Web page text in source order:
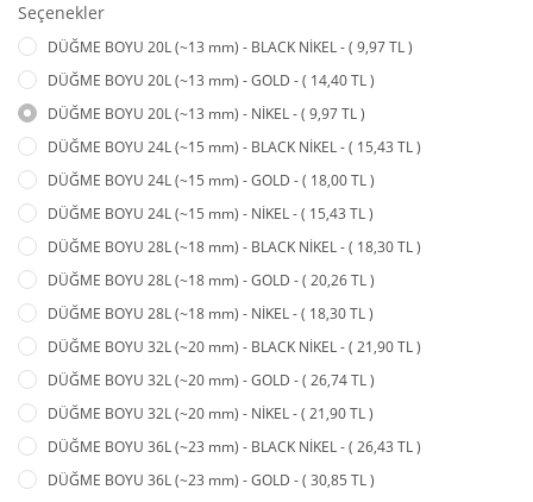
Seçenekler
DÜĞME BOYU 20L (~13 mm) - BLACK NİKEL - ( 9,97 TL )
DÜĞME BOYU 20L (~13 mm) - GOLD - ( 14,40 TL )
DÜĞME BOYU 20L (~13 mm) - NİKEL - ( 9,97 TL )
DÜĞME BOYU 24L (~15 mm) - BLACK NİKEL - ( 15,43 TL )
DÜĞME BOYU 24L (~15 mm) - GOLD - ( 18,00 TL )
DÜĞME BOYU 24L (~15 mm) - NİKEL - ( 15,43 TL )
DÜĞME BOYU 28L (~18 mm) - BLACK NİKEL - ( 18,30 TL )
DÜĞME BOYU 28L (~18 mm) - GOLD - ( 20,26 TL )
DÜĞME BOYU 28L (~18 mm) - NİKEL - ( 18,30 TL )
DÜĞME BOYU 32L (~20 mm) - BLACK NİKEL - ( 21,90 TL )
DÜĞME BOYU 32L (~20 mm) - GOLD - ( 26,74 TL )
DÜĞME BOYU 32L (~20 mm) - NİKEL - ( 21,90 TL )
DÜĞME BOYU 36L (~23 mm) - BLACK NİKEL - ( 26,43 TL )
DÜĞME BOYU 36L (~23 mm) - GOLD - ( 30,85 TL )